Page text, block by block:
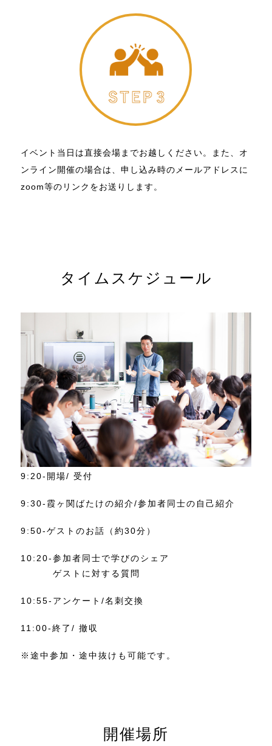
イベント当日は直接会場までお越しください。また、オ
ンライン開催の場合は、申し込み時のメールアドレスに
zoom等のリンクをお送りします。
タイムスケジュール
9:20- 開場/ 受付
9:30- 霞ヶ関ばたけの紹介/参加者同士の自己紹介
9:50-ゲストのお話（約30分）
10:20-参加者同士で学びのシェア
ゲストに対する質問
10:55- アンケート/名刺交換
11:00-終了/ 撤収
※途中参加・途中抜けも可能です。
開催場所